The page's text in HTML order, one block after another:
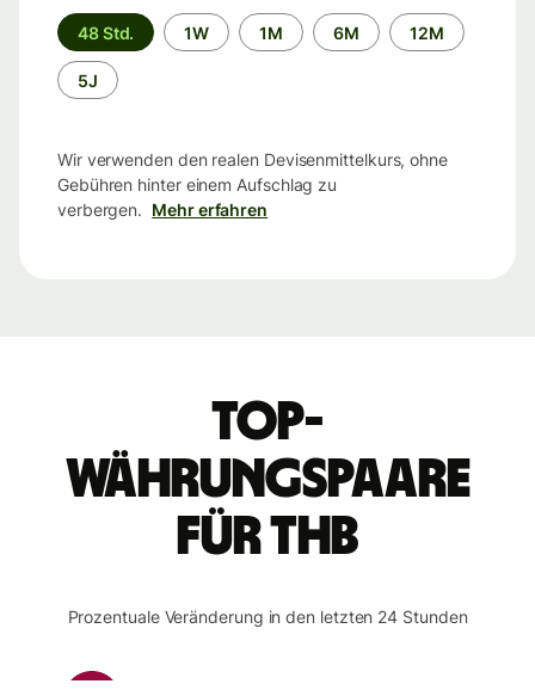
Zeitraum
48 Std. 1W 1M 6M 12M
5J
Wir verwenden den realen Devisenmittelkurs, ohne
Gebühren hinter einem Aufschlag zu
verbergen. Mehr erfahren
Top-
Währungspaare
für THB
Prozentuale Veränderung in den letzten 24 Stunden